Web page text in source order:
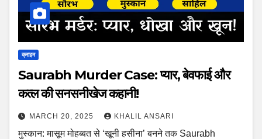
क्राइम
Saurabh Murder Case: प्यार, बेवफाई और
कत्ल की सनसनीखेज कहानी!
MARCH 20, 2025 KHALIL ANSARI
मुस्कान: मासूम मोहब्बत से ‘खूनी हसीना’ बनने तक Saurabh